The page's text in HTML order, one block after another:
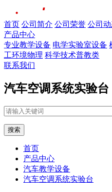
首页 公司简介 公司荣誉 公司
产品中心
专业教学设备 电学实验室设备
工环境物理 科学技术普教类
联系我们
汽车空调系统实验台
搜索
首页
产品中心
汽车教学设备
汽车空调系统实验台